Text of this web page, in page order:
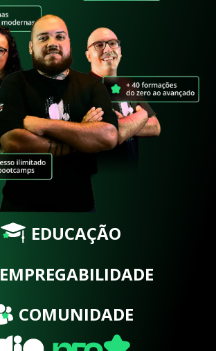
EDUCAÇÃO
EMPREGABILIDADE
COMUNIDADE